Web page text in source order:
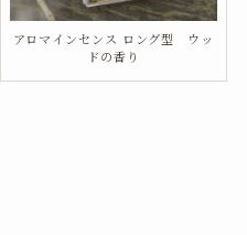
アロマインセンス ロング型 ウッ
ドの香り